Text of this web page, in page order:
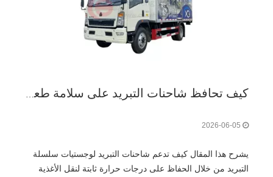
كيف تحافظ شاحنات التبريد على سلامة طعامنا وأدويتنا أثناء النقل؟
يشرح هذا المقال كيف تدعم شاحنات التبريد لوجستيات سلسلة
التبريد من خلال الحفاظ على درجات حرارة ثابتة لنقل الأغذية